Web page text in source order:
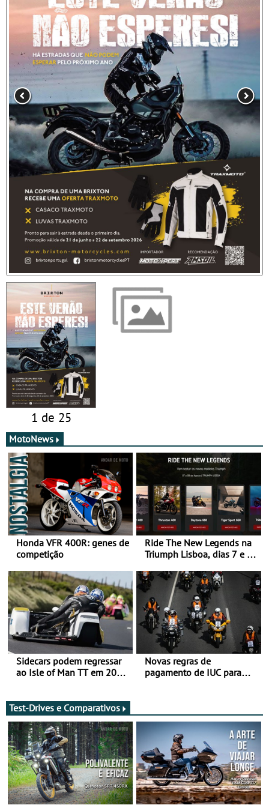
1 de 25
MotoNews
Honda VFR 400R: genes de
competição
Ride The New Legends na
Triumph Lisboa, dias 7 e 8
Sidecars podem regressar
ao Isle of Man TT em 2027
Novas regras de
pagamento de IUC para
Test-Drives e Comparativos